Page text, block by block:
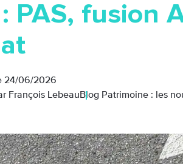
PAS, fusion
24/06/2026
François LebeauBlog Patrimoine : les